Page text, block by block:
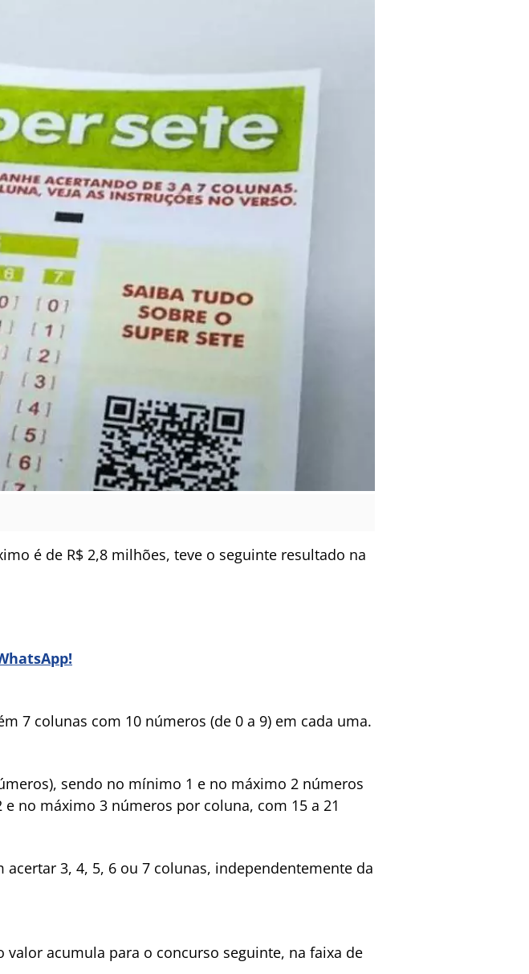
é de R$ 2,8 milhões, teve o seguinte resultado na
7 colunas com 10 números (de 0 a 9) em cada uma.
sendo no mínimo 1 e no máximo 2 números
no máximo 3 números por coluna, com 15 a 21
3, 4, 5, 6 ou 7 colunas, independentemente da
acumula para o concurso seguinte, na faixa de